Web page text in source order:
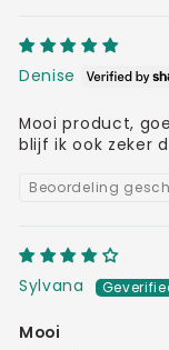
Denise
Mooi product,
blijf ik ook zeker
Beoordeling
Sylvana
Mooi